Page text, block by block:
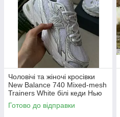
Чоловічі та жіночі кросівки
New Balance 740 Mixed-mesh
Trainers White білі кеди Нью
Баланс 740 Міксед-меш
Трейнерс текстиль літо
Готово до відправки